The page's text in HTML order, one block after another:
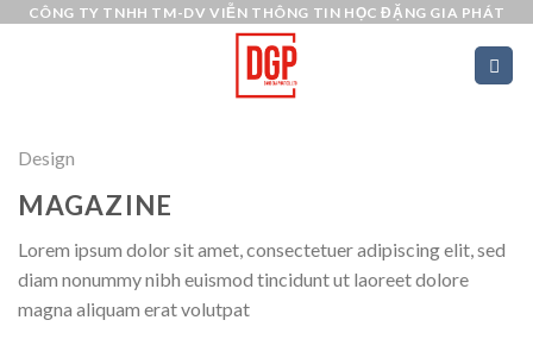
SkipCÔNG TY TNHH TM-DV VIỄN THÔNG TIN HỌC ĐẶNG GIA PHÁT
Design
MAGAZINE
Lorem ipsum dolor sit amet, consectetuer adipiscing elit, sed
diam nonummy nibh euismod tincidunt ut laoreet dolore
magna aliquam erat volutpat